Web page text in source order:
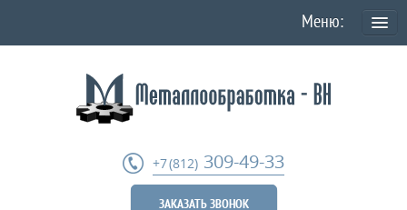
Политика конфиденциальности персональных данных
+7 (812) 309-49-33
ЗАКАЗАТЬ ЗВОНОК